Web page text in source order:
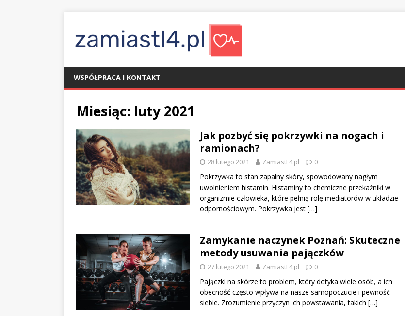
WSPÓŁPRACA I KONTAKT
Miesiąc: luty 2021
Jak pozbyć się pokrzywki na nogach i
ramionach?
28 lutego 2021 ZamiastL4.pl 0
Pokrzywka to stan zapalny skóry, spowodowany nagłym
uwolnieniem histamin. Histaminy to chemiczne przekaźniki w
organizmie człowieka, które pełnią rolę mediatorów w układzie
odpornościowym. Pokrzywka jest […]
Zamykanie naczynek Poznań: Skuteczne
metody usuwania pajączków
27 lutego 2021 ZamiastL4.pl 0
Pajączki na skórze to problem, który dotyka wiele osób, a ich
obecność często wpływa na nasze samopoczucie i pewność
siebie. Zrozumienie przyczyn ich powstawania, takich […]